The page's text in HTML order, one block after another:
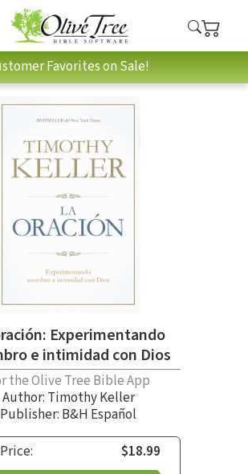
Favorites on Sale!
Experimentando
e intimidad con Dios
the Olive Tree Bible App
Author: Timothy Keller
Publisher: B&H Español
$18.99